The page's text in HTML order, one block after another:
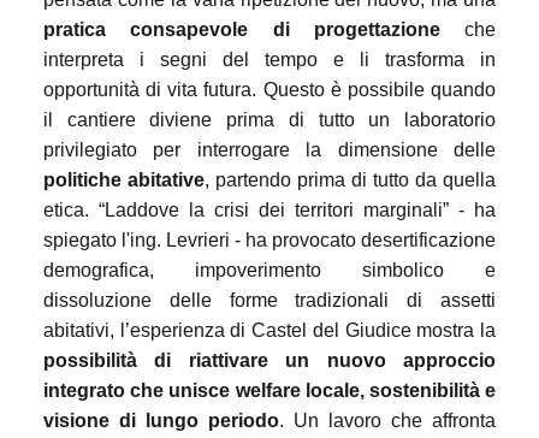
pratica consapevole di progettazioneche
interpreta i segni del tempo e li trasforma in
opportunità di vita futura. Questo è possibile quando
il cantiere diviene prima di tutto un laboratorio
privilegiato per interrogare la dimensione delle
politiche abitative, partendo prima di tutto da quella
etica. “Laddove la crisi dei territori marginali” - ha
spiegato l'ing. Levrieri - ha provocato desertificazione
demografica, impoverimento simbolico e
dissoluzione delle forme tradizionali di assetti
abitativi, l’esperienza di Castel del Giudice mostra la
possibilità di riattivare un nuovo approccio
integrato che unisce welfare locale, sostenibilità e
visione di lungo periodo. Un lavoro che affronta